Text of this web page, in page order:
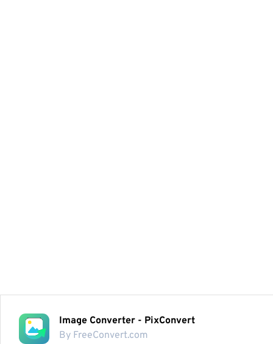
Image Converter - PixConvert
By FreeConvert.com